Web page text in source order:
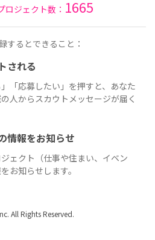
ロジェクト数： 1665
するとできること：
される
「応募したい」を押すと、あなた
人からスカウトメッセージが届く
情報をお知らせ
ェクト（仕事や住まい、イベン
お知らせします。
All Rights Reserved.